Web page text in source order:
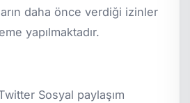
daha önce verdiği izinler
yapılmaktadır.
Sosyal paylaşım